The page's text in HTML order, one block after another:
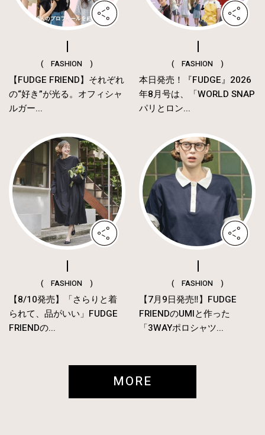
( FASHION )
【FUDGE FRIEND】それぞれ
の“好き”が光る。オフィシャ
ルガー...
( FASHION )
本日発売！『FUDGE』2026
年8月号は、「WORLD SNAP
パリとロン...
( FASHION )
【8/10発売】「さらりと着
られて、品がいい」FUDGE
FRIENDの...
( FASHION )
【7月9日発売‼︎】FUDGE
FRIENDのUMIと作った
「3WAYポロシャツ...
MORE